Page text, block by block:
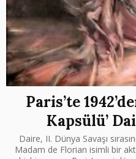
Paris’te
Kapsülü’
Daire, II. Dünya Savaşı
Madam de Florian isimli bir